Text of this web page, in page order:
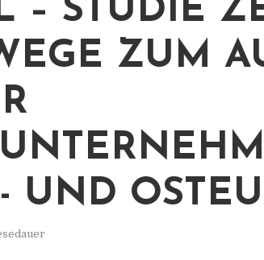
– STUDIE
ZUM
UND